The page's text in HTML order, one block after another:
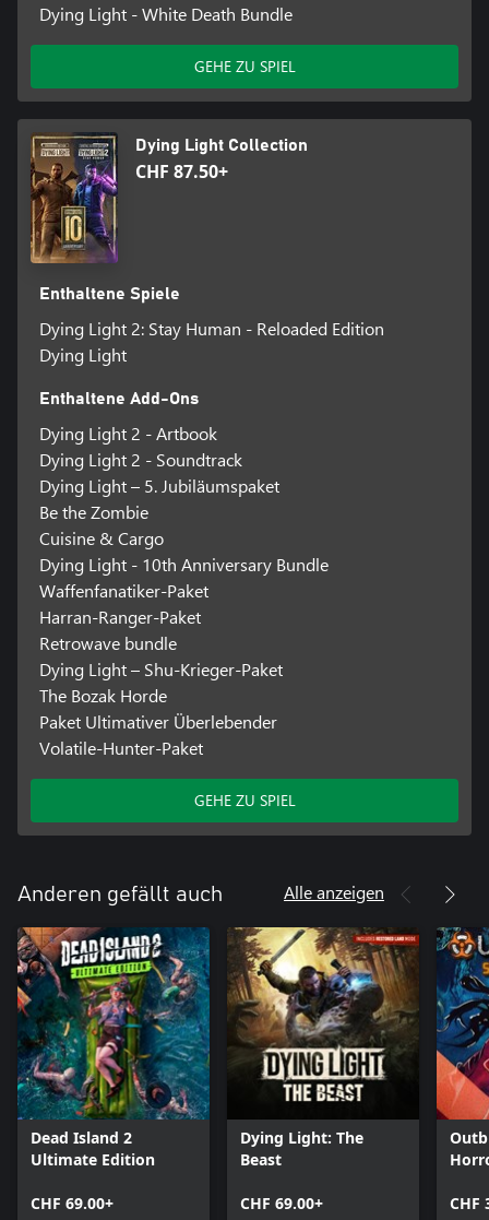
Dying Light - White Death Bundle
GEHE ZU SPIEL
Dying Light Collection
CHF 87.50+
Enthaltene Spiele
Dying Light 2: Stay Human - Reloaded Edition
Dying Light
Enthaltene Add-Ons
Dying Light 2 - Artbook
Dying Light 2 - Soundtrack
Dying Light – 5. Jubiläumspaket
Be the Zombie
Cuisine & Cargo
Dying Light - 10th Anniversary Bundle
Waffenfanatiker-Paket
Harran-Ranger-Paket
Retrowave bundle
Dying Light – Shu-Krieger-Paket
The Bozak Horde
Paket Ultimativer Überlebender
Volatile-Hunter-Paket
GEHE ZU SPIEL
Anderen gefällt auch Alle anzeigen
Dead Island 2
Ultimate Edition
CHF 69.00+
Dying Light: The
Beast
CHF 69.00+ CHF